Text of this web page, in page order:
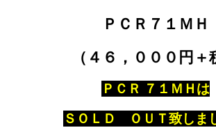
ＰＣＲ７１ＭＨ
（４６，０００円＋
ＰＣＲ ７１ＭＨは
ＳＯＬＤ ＯＵＴ致しま